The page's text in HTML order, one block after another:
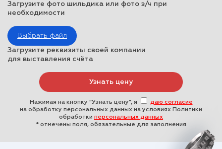
Загрузите фото шильдика или фото з/ч при
необходимости
Выбрать файл
Загрузите реквизиты своей компании
для выставления счёта
Нажимая на кнопку “Узнать цену”, я
даю согласие
на обработку персональных данных на условиях Политики
обработки персональных данных
* отмечены поля, обязательные для заполнения